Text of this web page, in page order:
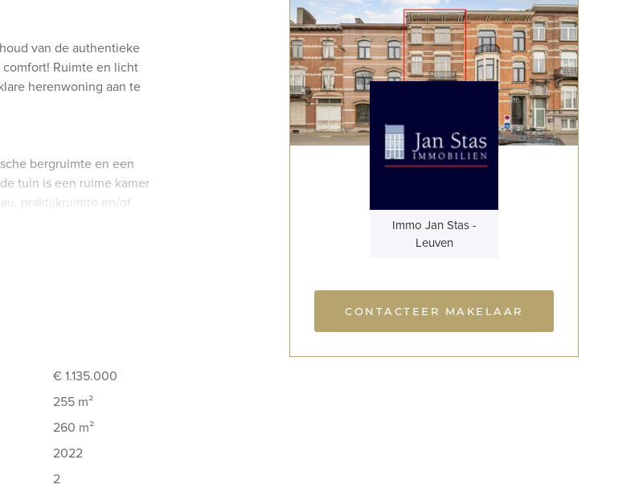
van de authentieke
Ruimte en licht
herenwoning aan te
bergruimte en een
tuin is een ruime kamer
praktijkruimte en/of
badkamer met een
bergzolder.
..... alles op
€ 1.135.000
255 m²
260 m²
2022
2
Immo Jan Stas -
Leuven
CONTACTEER MAKELAAR